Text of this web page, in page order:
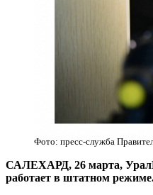
Фото: пресс-служба
САЛЕХАРД, 26 марта,
работает в штатном